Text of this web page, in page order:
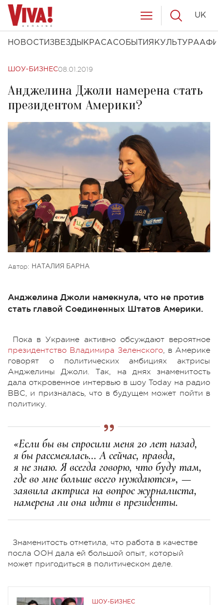
НОВОСТИ ЗВЕЗДЫ КРАСАСОБЫТИЯ КУЛЬТУРА
UK
ШОУ-БИЗНЕС08.01.2019
Анджелина Джоли намерена стать
президентом Америки?
Автор: НАТАЛИЯ БАРНА
Анджелина Джоли намекнула, что не против
стать главой Соединенных Штатов Америки.
Пока в Украине активно обсуждают вероятное
президентство Владимира Зеленского, в Америке
говорят о политических амбициях актрисы
Анджелины Джоли. Так, на днях знаменитость
дала откровенное интервью в шоу Today на радио
BBC, и призналась, что в будущем может пойти в
политику.
«Если бы вы спросили меня 20 лет назад,
я бы рассмеялась… А сейчас, правда,
я не знаю. Я всегда говорю, что буду там,
где во мне больше всего нуждаются», —
заявила актриса на вопрос журналиста,
намерена ли она идти в президенты.
Знаменитость отметила, что работа в качестве
посла ООН дала ей большой опыт, который
может пригодиться в политическом деле.
ШОУ-БИЗНЕС